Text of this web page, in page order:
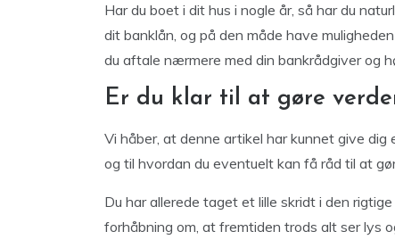
Har du boet i dit hus i nogle år, så har du
dit banklån, og på den måde have
du aftale nærmere med din bankrådgiver og
Er du klar til at gøre
Vi håber, at denne artikel har kunnet give
og til hvordan du eventuelt kan få råd til at
Du har allerede taget et lille skridt i den
forhåbning om, at fremtiden trods alt ser lys